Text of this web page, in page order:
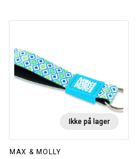
Ikke på lager
MAX & MOLLY